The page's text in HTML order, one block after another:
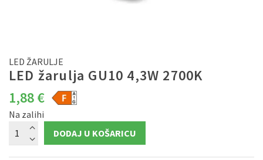
LED ŽARULJE
LED žarulja GU10 4,3W 2700K
1,88€
Na zalihi
žarulja
GU10
DODAJ U KOŠARICU